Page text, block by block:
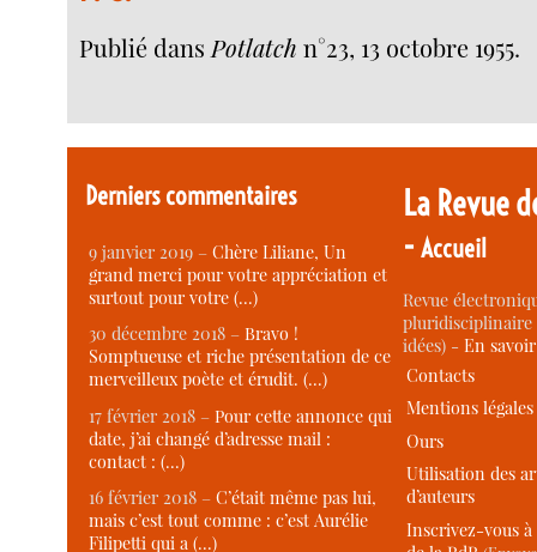
Publié dans Potlatch n°23, 13 octobre 1955.
Derniers commentaires
9 janvier 2019 –Chère Liliane, Un
grand merci pour votre appréciation et
surtout pour votre (…)
30 décembre 2018 –Bravo !
Somptueuse et riche présentation de ce
merveilleux poète et érudit. (…)
17 février 2018 –Pour cette annonce qui
date, j’ai changé d’adresse mail :
contact : (…)
16 février 2018 –C’était même pas lui,
mais c’est tout comme : c’est Aurélie
Filipetti qui a (…)
La Revue
-Accueil
Revue
idées) -En
Contacts
Mentions légales
Ours
Utilisation des
d’auteurs
Inscrivez-vous